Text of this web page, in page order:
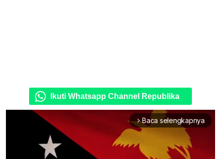
Ikuti Whatsapp Channel Republika
arrow_forward_ios Baca selengkapnya